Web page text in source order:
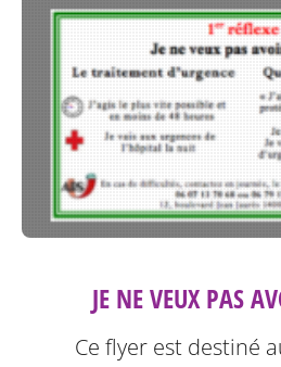
JE NE VEUX PAS
Ce flyer est destiné